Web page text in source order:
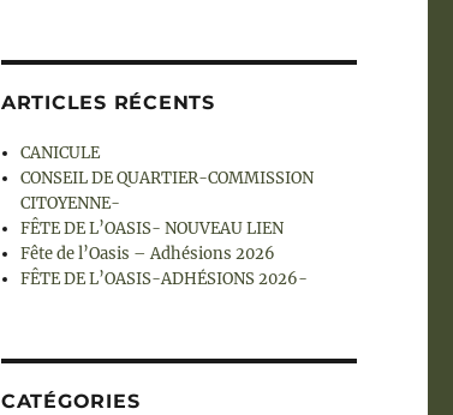
ARTICLES RÉCENTS
CANICULE
CONSEIL DE QUARTIER-COMMISSION
CITOYENNE-
FÊTE DE L’OASIS- NOUVEAU LIEN
Fête de l’Oasis – Adhésions 2026
FÊTE DE L’OASIS-ADHÉSIONS 2026-
CATÉGORIES